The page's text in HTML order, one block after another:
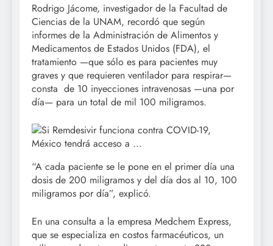
Rodrigo Jácome, investigador de la Facultad de
Ciencias de la UNAM, recordó que según
informes de la Administración de Alimentos y
Medicamentos de Estados Unidos (FDA), el
tratamiento —que sólo es para pacientes muy
graves y que requieren ventilador para respirar—
consta de 10 inyecciones intravenosas —una por
día— para un total de mil 100 miligramos.
“A cada paciente se le pone en el primer día una
dosis de 200 miligramos y del día dos al 10, 100
miligramos por día”, explicó.
En una consulta a la empresa Medchem Express,
que se especializa en costos farmacéuticos, un